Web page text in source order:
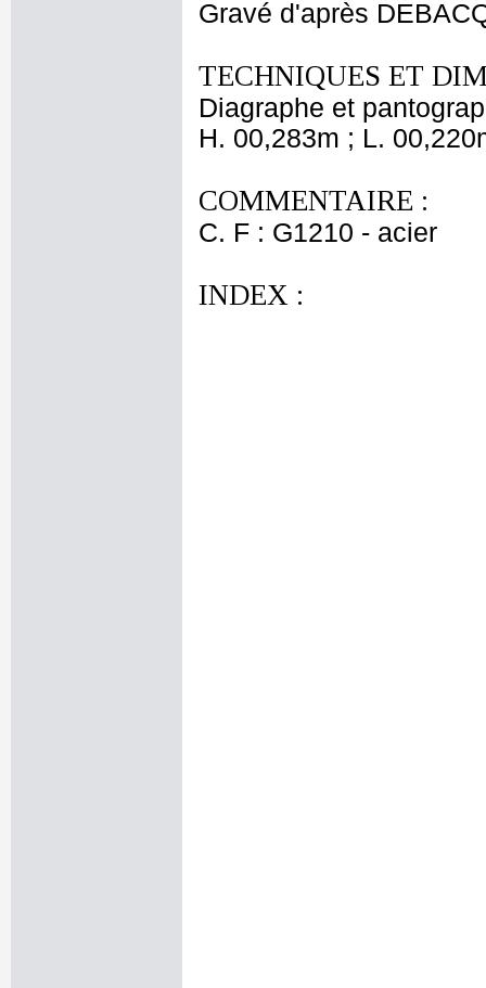
Gravé d'après
TECHNIQUES ET
Diagraphe et
H. 00,283m ; L.
COMMENTAIRE :
C. F : G1210 - acier
INDEX :